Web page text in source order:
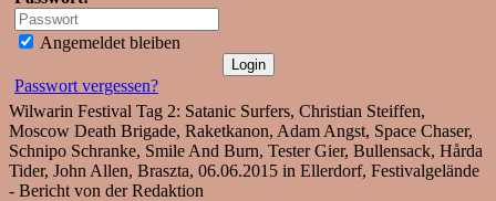
Angemeldet bleiben
Passwort vergessen?
Wilwarin Festival Tag 2: Satanic Surfers, Christian Steiffen,
Moscow Death Brigade, Raketkanon, Adam Angst, Space Chaser,
Schnipo Schranke, Smile And Burn, Tester Gier, Bullensack, Hårda
Tider, John Allen, Braszta, 06.06.2015 in Ellerdorf, Festivalgelände
- Bericht von der Redaktion